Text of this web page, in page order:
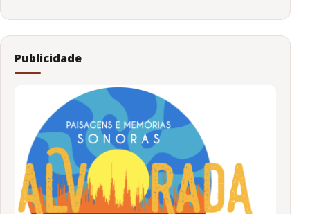
Publicidade